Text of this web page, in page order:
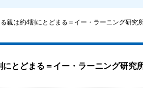
親は約4割にとどまる＝イー・ラーニング研究
にとどまる＝イー・ラーニング研究